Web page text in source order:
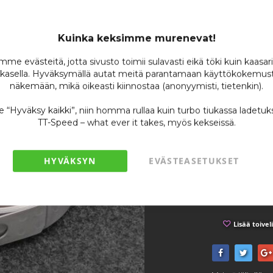
Kuinka keksimme murenevat!
evästeitä, jotta sivusto toimii sulavasti eikä töki kuin
Hyväksymällä autat meitä parantamaan
näkemään, mikä oikeasti kiinnostaa (anonyymisti, tietenkin).
“Hyväksy kaikki”, niin homma rullaa kuin turbo tiukassa
TT-Speed – what ever it takes, myös kekseissä.
HYVÄKSYN EVÄSTEASETUKSET
Varastossa
Ole
Lisää